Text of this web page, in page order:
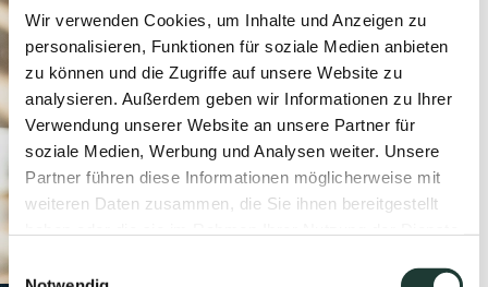
Wir verwenden Cookies, um Inhalte und Anzeigen zu
personalisieren, Funktionen für soziale Medien anbieten
zu können und die Zugriffe auf unsere Website zu
analysieren. Außerdem geben wir Informationen zu Ihrer
Verwendung unserer Website an unsere Partner für
soziale Medien, Werbung und Analysen weiter. Unsere
Partner führen diese Informationen möglicherweise mit
weiteren Daten zusammen, die Sie ihnen bereitgestellt
Einwilligungsauswahl